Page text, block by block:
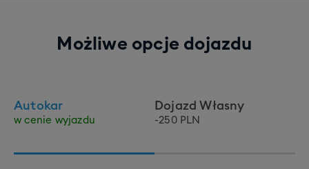
Możliwe opcje dojazdu
Autokar
w cenie wyjazdu
Dojazd Własny
-250 PLN